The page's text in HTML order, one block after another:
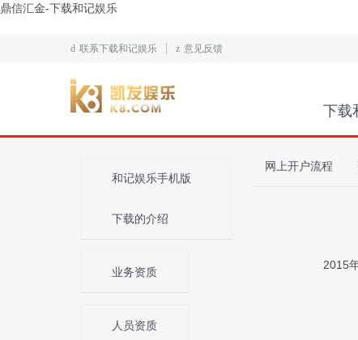
鼎信汇金-下载和记娱乐
d 联系下载和记娱乐 z 意见反馈
下载
和记娱乐手机版
下载的介绍
业务资质
人员资质
网上开户流程
2015